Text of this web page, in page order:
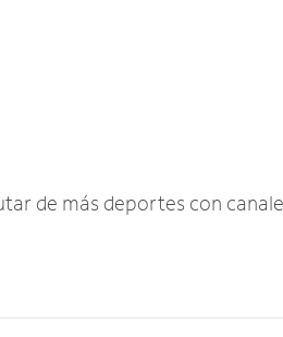
de más deportes con